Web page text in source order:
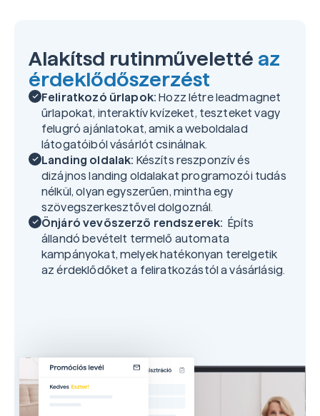
Alakítsd rutinműveletté az
érdeklődőszerzést
Feliratkozó űrlapok: Hozz létre leadmagnet
űrlapokat, interaktív kvízeket, teszteket vagy
felugró ajánlatokat, amik a weboldalad
látogatóiból vásárlót csinálnak.
Landing oldalak: Készíts reszponzív és
dizájnos landing oldalakat programozói tudás
nélkül, olyan egyszerűen, mintha egy
szövegszerkesztővel dolgoznál.
Önjáró vevőszerző rendszerek: Építs
állandó bevételt termelő automata
kampányokat, melyek hatékonyan terelgetik
az érdeklődőket a feliratkozástól a vásárlásig.